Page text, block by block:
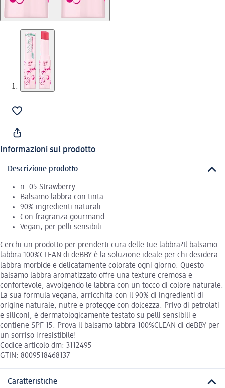
Informazioni sul prodotto
Descrizione prodotto
n. 05 Strawberry
Balsamo labbra con tinta
90% ingredienti naturali
Con fragranza gourmand
Vegan, per pelli sensibili
Cerchi un prodotto per prenderti cura delle tue labbra?Il balsamo
labbra 100%CLEAN di deBBY è la soluzione ideale per chi desidera
labbra morbide e delicatamente colorate ogni giorno. Questo
balsamo labbra aromatizzato offre una texture cremosa e
confortevole, avvolgendo le labbra con un tocco di colore naturale.
La sua formula vegana, arricchita con il 90% di ingredienti di
origine naturale, nutre e protegge con dolcezza. Privo di petrolati
e siliconi, è dermatologicamente testato su pelli sensibili e
contiene SPF 15. Prova il balsamo labbra 100%CLEAN di deBBY per
un sorriso irresistibile!
Codice articolo dm: 3112495
GTIN: 8009518468137
Caratteristiche